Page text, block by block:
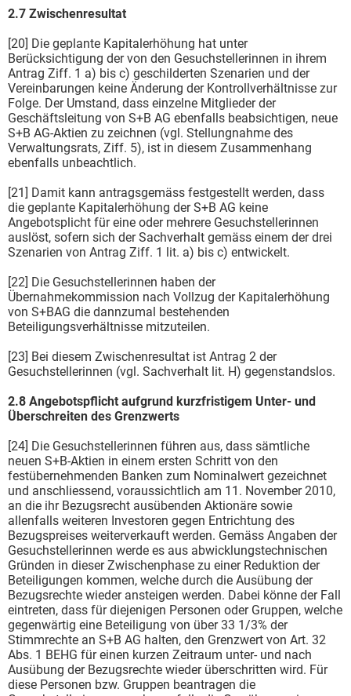
2.7 Zwischenresultat
[20] Die geplante Kapitalerhöhung hat unter
Berücksichtigung der von den Gesuchstellerinnen in ihrem
Antrag Ziff. 1 a) bis c) geschilderten Szenarien und der
Vereinbarungen keine Änderung der Kontrollverhältnisse zur
Folge. Der Umstand, dass einzelne Mitglieder der
Geschäftsleitung von S+B AG ebenfalls beabsichtigen, neue
S+B AG-Aktien zu zeichnen (vgl. Stellungnahme des
Verwaltungsrats, Ziff. 5), ist in diesem Zusammenhang
ebenfalls unbeachtlich.
[21] Damit kann antragsgemäss festgestellt werden, dass
die geplante Kapitalerhöhung der S+B AG keine
Angebotsplicht für eine oder mehrere Gesuchstellerinnen
auslöst, sofern sich der Sachverhalt gemäss einem der drei
Szenarien von Antrag Ziff. 1 lit. a) bis c) entwickelt.
[22] Die Gesuchstellerinnen haben der
Übernahmekommission nach Vollzug der Kapitalerhöhung
von S+BAG die dannzumal bestehenden
Beteiligungsverhältnisse mitzuteilen.
[23] Bei diesem Zwischenresultat ist Antrag 2 der
Gesuchstellerinnen (vgl. Sachverhalt lit. H) gegenstandslos.
2.8 Angebotspflicht aufgrund kurzfristigem Unter- und
Überschreiten des Grenzwerts
[24] Die Gesuchstellerinnen führen aus, dass sämtliche
neuen S+B-Aktien in einem ersten Schritt von den
festübernehmenden Banken zum Nominalwert gezeichnet
und anschliessend, voraussichtlich am 11. November 2010,
an die ihr Bezugsrecht ausübenden Aktionäre sowie
allenfalls weiteren Investoren gegen Entrichtung des
Bezugspreises weiterverkauft werden. Gemäss Angaben der
Gesuchstellerinnen werde es aus abwicklungstechnischen
Gründen in dieser Zwischenphase zu einer Reduktion der
Beteiligungen kommen, welche durch die Ausübung der
Bezugsrechte wieder ansteigen werden. Dabei könne der Fall
eintreten, dass für diejenigen Personen oder Gruppen, welche
gegenwärtig eine Beteiligung von über 33 1/3% der
Stimmrechte an S+B AG halten, den Grenzwert von Art. 32
Abs. 1 BEHG für einen kurzen Zeitraum unter- und nach
Ausübung der Bezugsrechte wieder überschritten wird. Für
diese Personen bzw. Gruppen beantragen die